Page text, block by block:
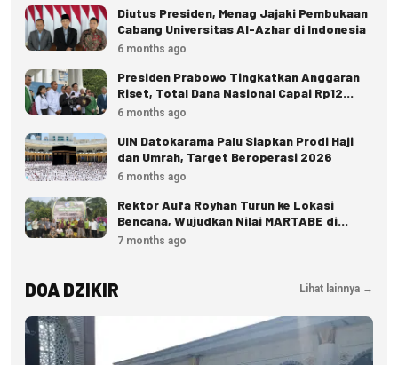
Diutus Presiden, Menag Jajaki Pembukaan
Cabang Universitas Al-Azhar di Indonesia
6 months ago
Presiden Prabowo Tingkatkan Anggaran
Riset, Total Dana Nasional Capai Rp12
Triliun
6 months ago
UIN Datokarama Palu Siapkan Prodi Haji
dan Umrah, Target Beroperasi 2026
6 months ago
Rektor Aufa Royhan Turun ke Lokasi
Bencana, Wujudkan Nilai MARTABE di
Tapanuli Selatan
7 months ago
DOA DZIKIR Lihat lainnya →